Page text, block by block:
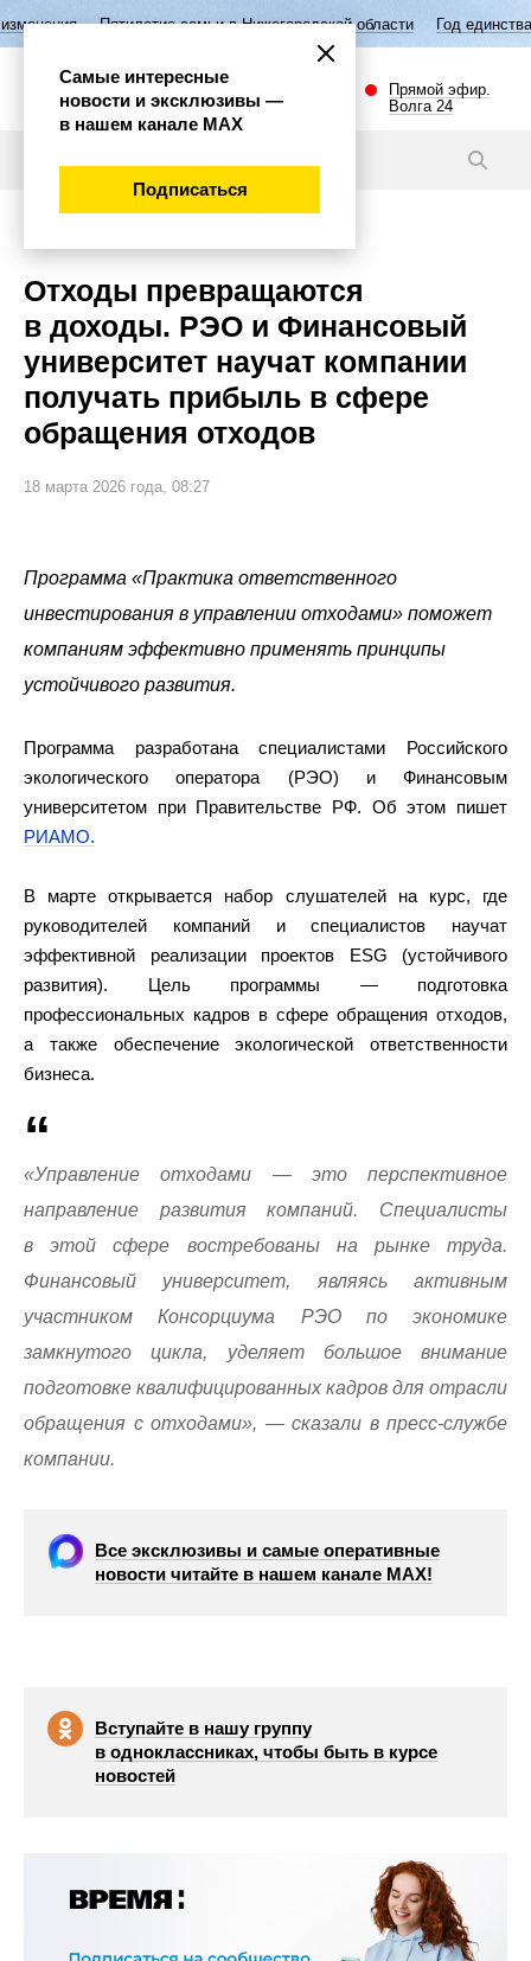
семьи в Нижегородской области Год единства народов
Прямой эфир.
Волга 24
Отходы превращаются
в доходы. РЭО и Финансовый
университет научат компании
получать прибыль в сфере
обращения отходов
18 марта 2026 года, 08:27
Программа «Практика ответственного
инвестирования в управлении отходами» поможет
компаниям эффективно применять принципы
устойчивого развития.
Программа разработана специалистами Российского
экологического оператора (РЭО) и Финансовым
университетом при Правительстве РФ. Об этом пишет
РИАМО.
В марте открывается набор слушателей на курс, где
руководителей компаний и специалистов научат
эффективной реализации проектов ESG (устойчивого
развития). Цель программы — подготовка
профессиональных кадров в сфере обращения отходов,
а также обеспечение экологической ответственности
бизнеса.
«Управление отходами — это перспективное
направление развития компаний. Специалисты
в этой сфере востребованы на рынке труда.
Финансовый университет, являясь активным
участником Консорциума РЭО по экономике
замкнутого цикла, уделяет большое внимание
подготовке квалифицированных кадров для отрасли
обращения с отходами», — сказали в пресс-службе
компании.
Все эксклюзивы и самые оперативные
новости читайте в нашем канале МАХ!
Вступайте в нашу группу
в одноклассниках, чтобы быть в курсе
новостей
Самые интересные
новости и эксклюзивы —
в нашем канале МАХ
Подписаться